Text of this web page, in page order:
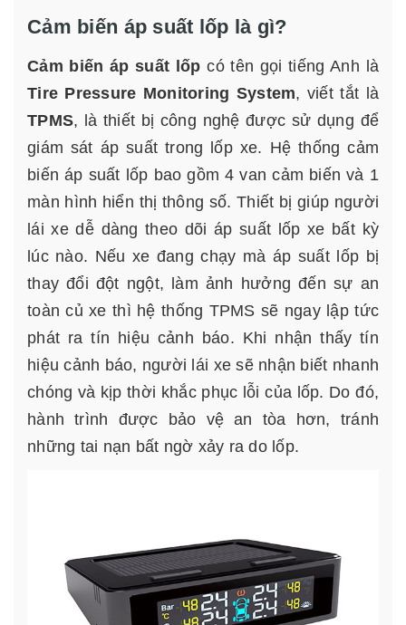
Cảm biến áp suất lốp là gì?
Cảm biến áp suất lốp có tên gọi tiếng Anh là
Tire Pressure Monitoring System, viết tắt là
TPMS, là thiết bị công nghệ được sử dụng để
giám sát áp suất trong lốp xe. Hệ thống cảm
biến áp suất lốp bao gồm 4 van cảm biến và 1
màn hình hiển thị thông số. Thiết bị giúp người
lái xe dễ dàng theo dõi áp suất lốp xe bất kỳ
lúc nào. Nếu xe đang chạy mà áp suất lốp bị
thay đổi đột ngột, làm ảnh hưởng đến sự an
toàn củ xe thì hệ thống TPMS sẽ ngay lập tức
phát ra tín hiệu cảnh báo. Khi nhận thấy tín
hiệu cảnh báo, người lái xe sẽ nhận biết nhanh
chóng và kịp thời khắc phục lỗi của lốp. Do đó,
hành trình được bảo vệ an tòa hơn, tránh
những tai nạn bất ngờ xảy ra do lốp.